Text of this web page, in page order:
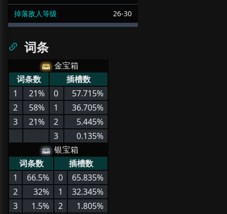
掉落敌人等级
26-30
词条
金宝箱
词条数
插槽数
1
21% 0
57.715%
2
58% 1
36.705%
3
21% 2
5.445%
3
0.135%
银宝箱
词条数
插槽数
1
66.5% 0
65.835%
2
32% 1
32.345%
3
1.5% 2
1.805%